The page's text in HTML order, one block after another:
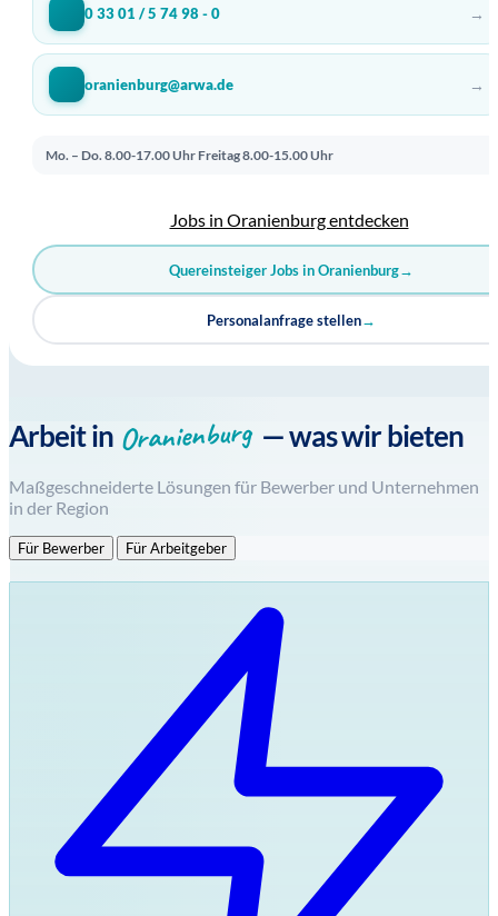
0 33 01 / 5 74 98 - 0 →
oranienburg@arwa.de →
Mo. – Do. 8.00-17.00 Uhr Freitag 8.00-15.00 Uhr
Jobs in Oranienburg entdecken
Quereinsteiger Jobs in Oranienburg→
Personalanfrage stellen→
Arbeit in Oranienburg — was wir bieten
Maßgeschneiderte Lösungen für Bewerber und Unternehmen
in der Region
Für Bewerber Für Arbeitgeber